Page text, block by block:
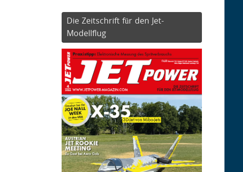
Die Zeitschrift für den Jet-
Modellflug